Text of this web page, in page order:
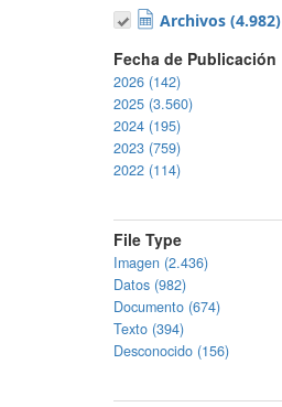
Archivos (4.982)
Fecha de Publicación
2026 (142)
2025 (3.560)
2024 (195)
2023 (759)
2022 (114)
File Type
Imagen (2.436)
Datos (982)
Documento (674)
Texto (394)
Desconocido (156)